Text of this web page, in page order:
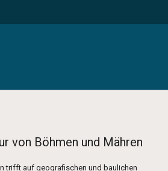
von Böhmen und Mähren
trifft auf geografischen und baulichen